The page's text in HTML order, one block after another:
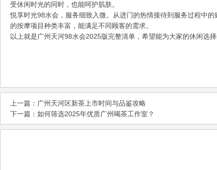
受休闲时光的同时，也能呵护肌肤。
悦享时光98水会，服务细致入微。从进门的热情接待到服务过程中
的按摩项目种类丰富，能满足不同顾客的需求。
以上就是广州天河98水会2025版完整清单，希望能为大家的休闲选
上一篇： 广州天河区新茶上市时间与品鉴攻略
下一篇： 如何筛选2025年优质广州喝茶工作室？